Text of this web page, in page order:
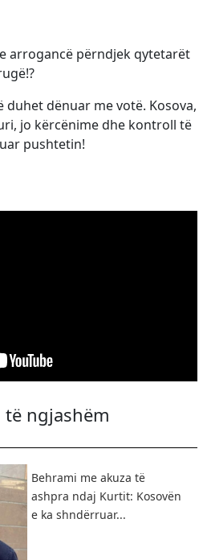
arrogancë përndjek qytetarët
duhet dënuar me votë. Kosova,
jo kërcënime dhe kontroll të
pushtetin!
ngjashëm
Behrami me akuza të
ashpra ndaj Kurtit: Kosovën
e ka shndërruar...